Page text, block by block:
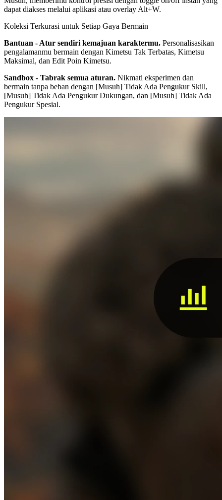
dapat diakses melalui aplikasi atau overlay Alt+W.
Koleksi Terkurasi untuk Setiap Gaya Bermain
Bantuan - Atur sendiri kemajuan karaktermu. Personalisasikan
pengalamanmu bermain dengan Kimetsu Tak Terbatas, Kimetsu
Maksimal, dan Edit Poin Kimetsu.
Sandbox - Tabrak semua aturan. Nikmati eksperimen dan
bermain tanpa beban dengan [Musuh] Tidak Ada Pengukur Skill,
[Musuh] Tidak Ada Pengukur Dukungan, dan [Musuh] Tidak Ada
Pengukur Spesial.